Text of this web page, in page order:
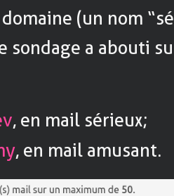
(un nom
sondage a abouti
, en mail sérieux;
, en mail amusant.